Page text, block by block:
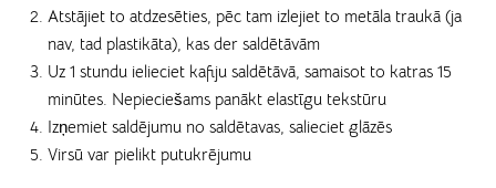
Atstājiet to atdzesēties, pēc tam izlejiet to metāla traukā (ja
nav, tad plastikāta), kas der saldētāvām
Uz 1 stundu ielieciet kafiju saldētāvā, samaisot to katras 15
minūtes. Nepieciešams panākt elastīgu tekstūru
Izņemiet saldējumu no saldētavas, salieciet glāzēs
Virsū var pielikt putukrējumu